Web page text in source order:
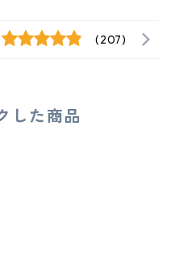
(207)
した商品